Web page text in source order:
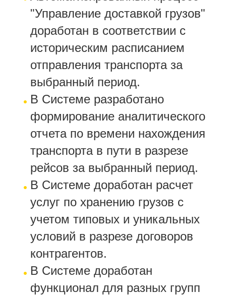
"Управление доставкой грузов"
доработан в соответствии с
историческим расписанием
отправления транспорта за
выбранный период.
В Системе разработано
формирование аналитического
отчета по времени нахождения
транспорта в пути в разрезе
рейсов за выбранный период.
В Системе доработан расчет
услуг по хранению грузов с
учетом типовых и уникальных
условий в разрезе договоров
контрагентов.
В Системе доработан
функционал для разных групп